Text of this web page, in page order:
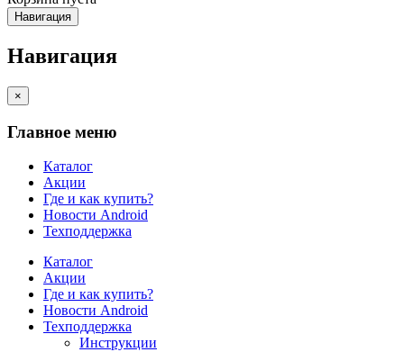
Навигация
Навигация
×
Главное меню
Каталог
Акции
Где и как купить?
Новости Android
Техподдержка
Каталог
Акции
Где и как купить?
Новости Android
Техподдержка
Инструкции